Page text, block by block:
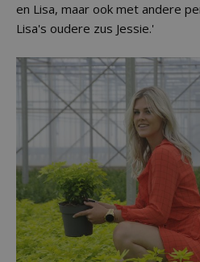
en Lisa, maar ook met andere
Lisa's oudere zus Jessie.'